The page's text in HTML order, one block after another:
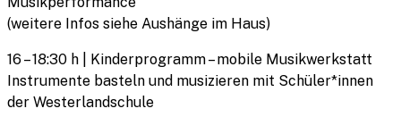
(weitere Infos siehe Aushänge im Haus)
16 – 18:30 h | Kinderprogramm – mobile Musikwerkstatt
Instrumente basteln und musizieren mit Schüler*innen
der Westerlandschule